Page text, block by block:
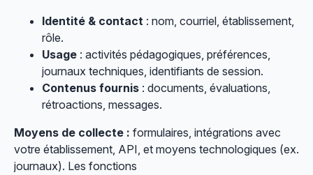
Identité & contact : nom, courriel, établissement,
rôle.
Usage : activités pédagogiques, préférences,
journaux techniques, identifiants de session.
Contenus fournis : documents, évaluations,
rétroactions, messages.
Moyens de collecte : formulaires, intégrations avec
votre établissement, API, et moyens technologiques (ex.
journaux). Les fonctions